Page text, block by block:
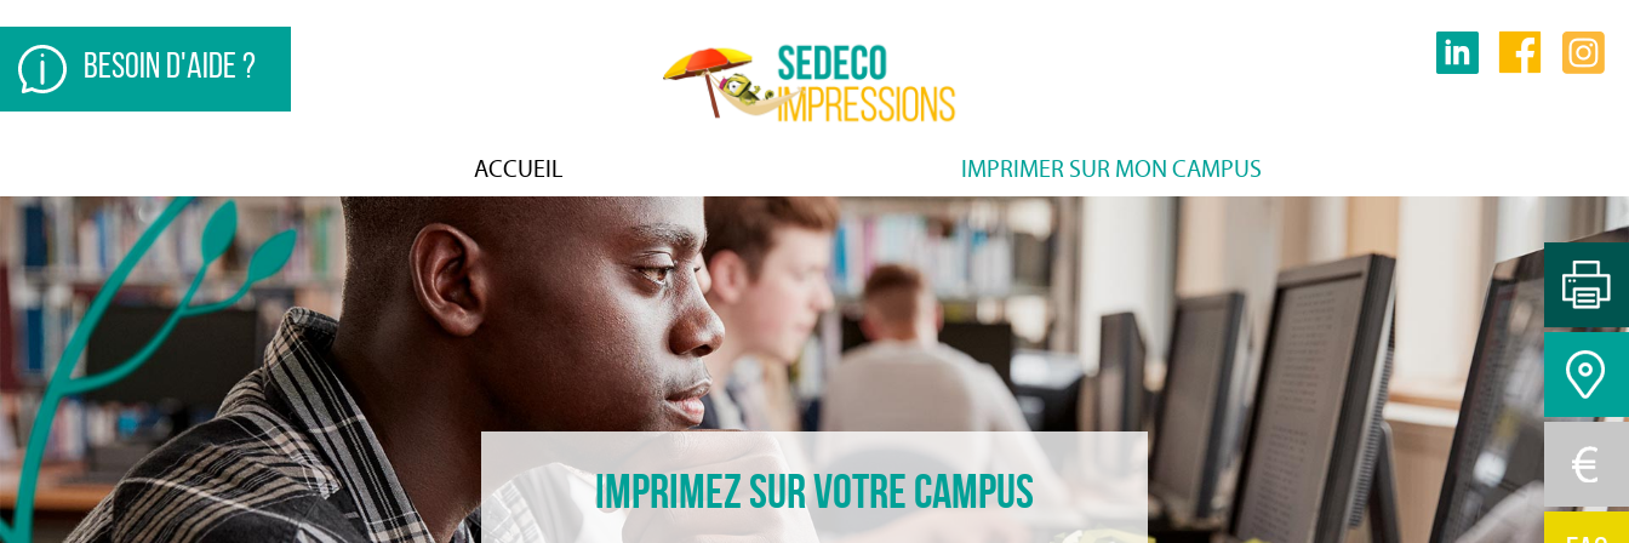
besoin d'aide ?
ACCUEIL IMPRIMER SUR MON CAMPUS
Imprimez sur votre campus